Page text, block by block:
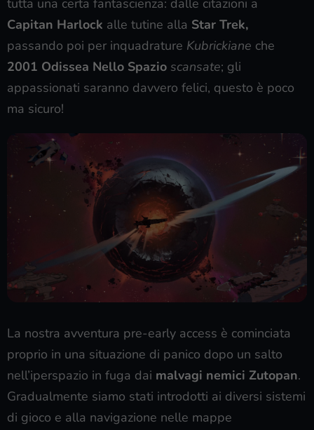
tutta una certa fantascienza: dalle citazioni a
Capitan Harlock alle tutine alla Star Trek,
passando poi per inquadrature Kubrickiane che
2001 Odissea Nello Spazio scansate; gli
appassionati saranno davvero felici, questo è poco
ma sicuro!
La nostra avventura pre-early access è cominciata
proprio in una situazione di panico dopo un salto
nell’iperspazio in fuga dai malvagi nemici Zutopan.
Gradualmente siamo stati introdotti ai diversi sistemi
di gioco e alla navigazione nelle mappe